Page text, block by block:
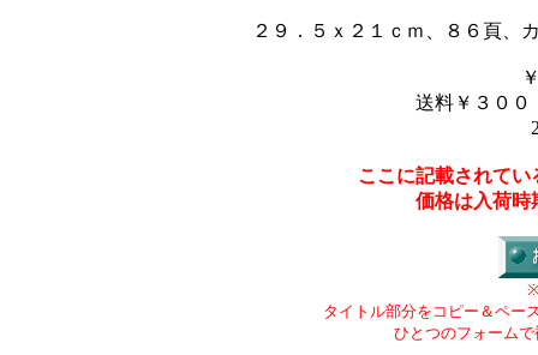
２９．５ｘ２１ｃｍ、８６頁、
送料￥３００
ここに記載されて
価格は入荷時
タイトル部分をコピー＆ペー
ひとつのフォーム